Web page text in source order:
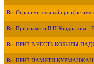
Re: Ограничительный приз (не
Re: Приз памяти В.П.Кондратова -
Re: ПРИЗ В ЧЕСТЬ КОБЫЛЫ
Re: ПРИЗ ПАМЯТИ